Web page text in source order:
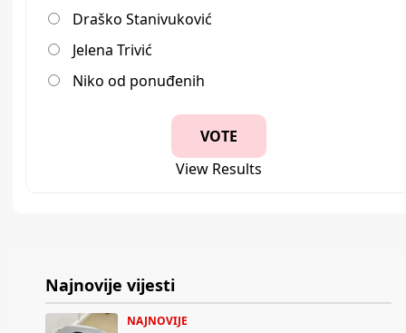
Draško Stanivuković
Jelena Trivić
Niko od ponuđenih
View Results
Najnovije vijesti
NAJNOVIJE